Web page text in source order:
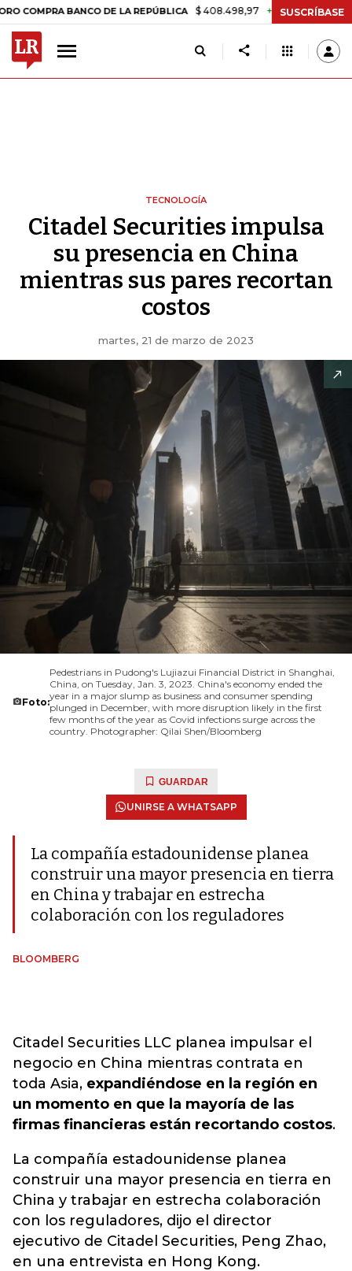
BANCO DE LA REPÚBLICA $ 408.498,97 +$ 8.753,81 +2,19%
SUSCRÍBASE
TECNOLOGÍA
Citadel Securities impulsa
su presencia en China
mientras sus pares recortan
costos
martes, 21 de marzo de 2023
Foto:
Pedestrians in Pudong's Lujiazui Financial District in Shanghai,
China, on Tuesday, Jan. 3, 2023. China's economy ended the
year in a major slump as business and consumer spending
plunged in December, with more disruption likely in the first
few months of the year as Covid infections surge across the
country. Photographer: Qilai Shen/Bloomberg
GUARDAR
UNIRSE A WHATSAPP
La compañía estadounidense planea
construir una mayor presencia en tierra
en China y trabajar en estrecha
colaboración con los reguladores
BLOOMBERG
Citadel Securities LLC planea impulsar el
negocio en China mientras contrata en
toda Asia, expandiéndose en la región en
un momento en que la mayoría de las
firmas financieras están recortando costos.
La compañía estadounidense planea
construir una mayor presencia en tierra en
China y trabajar en estrecha colaboración
con los reguladores, dijo el director
ejecutivo de Citadel Securities, Peng Zhao,
en una entrevista en Hong Kong.